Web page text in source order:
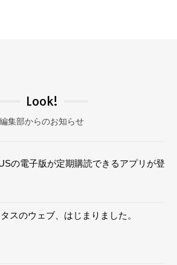
Look!
編集部からのお知らせ
の電子版が定期購読できるアプリが登
スのウェブ、はじまりました。